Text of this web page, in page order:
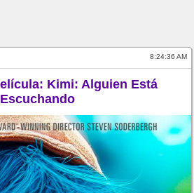
8:24:36 AM
Kimi: Alguien Está
Escuchando